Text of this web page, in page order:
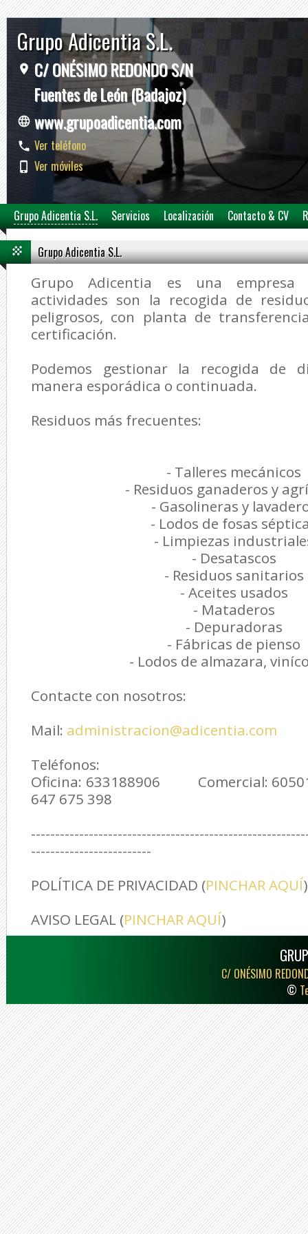
Grupo Adicentia S.L.
C/ ONÉSIMO REDONDO S/N
Fuentes de León (Badajoz)
www.grupoadicentia.com
Ver teléfono
Ver móviles
Grupo Adicentia S.L. Servicios Localización Contacto & CV
Grupo Adicentia S.L.
Grupo Adicentia es una empresa
actividades son la recogida de
peligrosos, con planta de
certificación.
Podemos gestionar la recogida de
manera esporádica o continuada.
Residuos más frecuentes:
- Talleres mecánicos
- Residuos ganaderos y
- Gasolineras y
- Lodos de fosas
- Limpiezas
- Desatascos
- Residuos sanitarios
- Aceites usados
- Mataderos
- Depuradoras
- Fábricas de pienso
- Lodos de almazara,
Contacte con nosotros:
Mail: administracion@adicentia.com
Teléfonos:
Oficina: 633188906 Comercial:
647 675 398
-------------------------
POLÍTICA DE PRIVACIDAD (PINCHAR AQUÍ)
AVISO LEGAL (PINCHAR AQUÍ)
C/ ONÉSIMO
©